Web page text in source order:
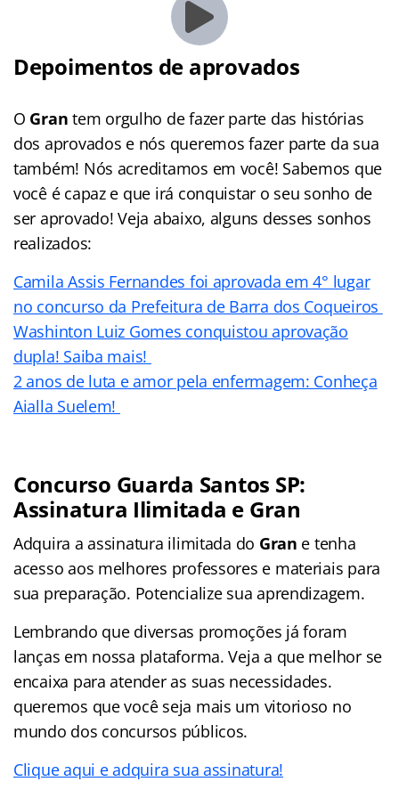
Depoimentos de aprovados
O Gran tem orgulho de fazer parte das histórias
dos aprovados e nós queremos fazer parte da sua
também! Nós acreditamos em você! Sabemos que
você é capaz e que irá conquistar o seu sonho de
ser aprovado! Veja abaixo, alguns desses sonhos
realizados:
Camila Assis Fernandes foi aprovada em 4° lugar
no concurso da Prefeitura de Barra dos Coqueiros
Washinton Luiz Gomes conquistou aprovação
dupla! Saiba mais!
2 anos de luta e amor pela enfermagem: Conheça
Aialla Suelem!
Concurso Guarda Santos SP:
Assinatura Ilimitada e Gran
Adquira a assinatura ilimitada do Gran e tenha
acesso aos melhores professores e materiais para
sua preparação. Potencialize sua aprendizagem.
Lembrando que diversas promoções já foram
lanças em nossa plataforma. Veja a que melhor se
encaixa para atender as suas necessidades.
queremos que você seja mais um vitorioso no
mundo dos concursos públicos.
Clique aqui e adquira sua assinatura!